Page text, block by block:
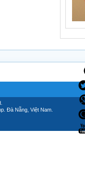
Đà Nẵng, Việt Nam.